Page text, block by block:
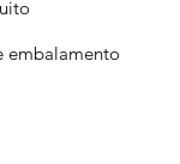
embalamento